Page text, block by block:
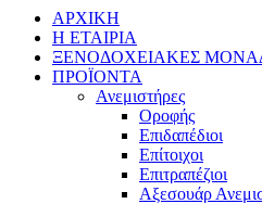
ΑΡΧΙΚΗ
Η ΕΤΑΙΡΙΑ
ΞΕΝΟΔΟΧΕΙΑΚΕΣ
ΠΡΟΪΟΝΤΑ
Ανεμιστήρες
Οροφής
Επιδαπέδιοι
Επίτοιχοι
Επιτραπέζιοι
Αξεσουάρ